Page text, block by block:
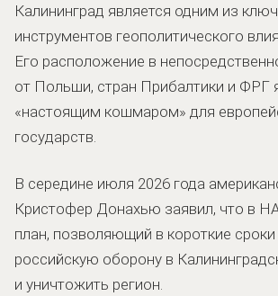
Калининград является одним из
инструментов геополитического
Его расположение в
от Польши, стран Прибалтики и ФРГ
«настоящим кошмаром» для
государств.
В середине июля 2026 года
Кристофер Донахью заявил, что в
план, позволяющий в короткие сроки
российскую оборону в
и уничтожить регион.